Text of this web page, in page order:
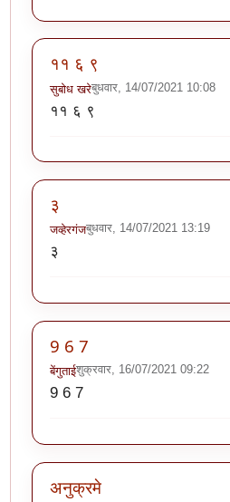
११ ६ ९
सुबोध खरेबुधवार, 14/07/2021 10:08
११ ६ ९
३
जव्हेरगंजबुधवार, 14/07/2021 13:19
३
9 6 7
बेंगुताईशुक्रवार, 16/07/2021 09:22
9 6 7
अनुक्रमे